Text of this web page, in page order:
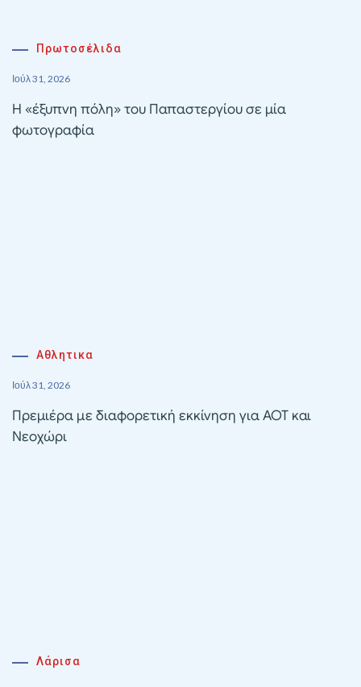
Πρωτοσέλιδα
Ιούλ 31, 2026
Η «έξυπνη πόλη» του Παπαστεργίου σε μία
φωτογραφία
Αθλητικα
Ιούλ 31, 2026
Πρεμιέρα με διαφορετική εκκίνηση για ΑΟΤ και
Νεοχώρι
Λάρισα